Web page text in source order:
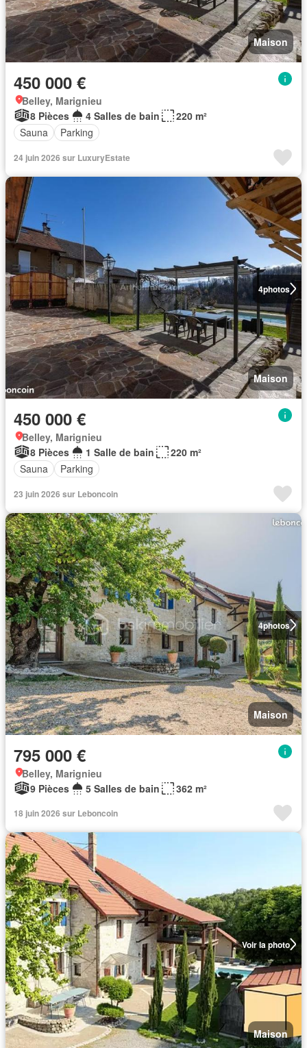
Maison
450 000 €
Belley, Marignieu
8 Pièces
4 Salles de bain
220 m²
Sauna
Parking
24 juin 2026 sur LuxuryEstate
4photos
Maison
450 000 €
Belley, Marignieu
8 Pièces
1 Salle de bain
220 m²
Sauna
Parking
23 juin 2026 sur Leboncoin
4photos
Maison
795 000 €
Belley, Marignieu
9 Pièces
5 Salles de bain 362 m²
18 juin 2026 sur Leboncoin
Voir la photo
Maison